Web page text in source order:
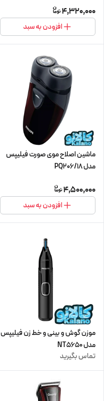
4,320,000
افزودن به سبد
ماشین اصلاح موی صورت فیلیپس
مدل PQ206/18
4,500,000
افزودن به سبد
موزن گوش و بینی و خط زن فیلیپس
مدل NT5650
تماس بگیرید